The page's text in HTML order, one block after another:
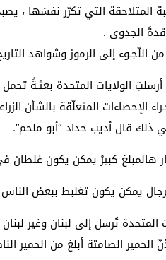
المتلاحقة التي تكرّر نفسَها ،
الجدوى .
من اللّجـوء إلى الرموز وشواهد
الولايات المتحدة بعثـةً
الإحصاءات المتعلّقة بالشأن
ذلك قال أديب حداد “أبو ملحم”.
هالمبلغ كبيرْ يمكن يكون غلطان
يمكن يكون تغلبط ببعض الناس
المتحدة تُرسل إلى لبنان وغير
الحمير الصامتة أبلغ من الحمير